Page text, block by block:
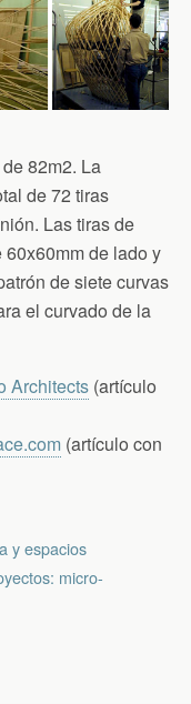
82m2. La
de 72 tiras
Las tiras de
de lado y
de siete curvas
el curvado de la
Architects (artículo
(artículo con
y espacios
micro-